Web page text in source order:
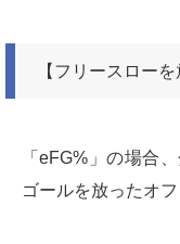
【フリースロー
「eFG%」の場合
ゴールを放ったオ